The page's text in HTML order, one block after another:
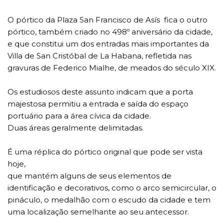
O pórtico da Plaza San Francisco de Asís fica o outro
pórtico, também criado no 498º aniversário da cidade,
e que constitui um dos entradas mais importantes da
Villa de San Cristóbal de La Habana, refletida nas
gravuras de Federico Mialhe, de meados do século XIX.
Os estudiosos deste assunto indicam que a porta
majestosa permitiu a entrada e saída do espaço
portuário para a área cívica da cidade.
Duas áreas geralmente delimitadas.
É uma réplica do pórtico original que pode ser vista
hoje,
que mantém alguns de seus elementos de
identificação e decorativos, como o arco semicircular, o
pináculo, o medalhão com o escudo da cidade e tem
uma localização semelhante ao seu antecessor.